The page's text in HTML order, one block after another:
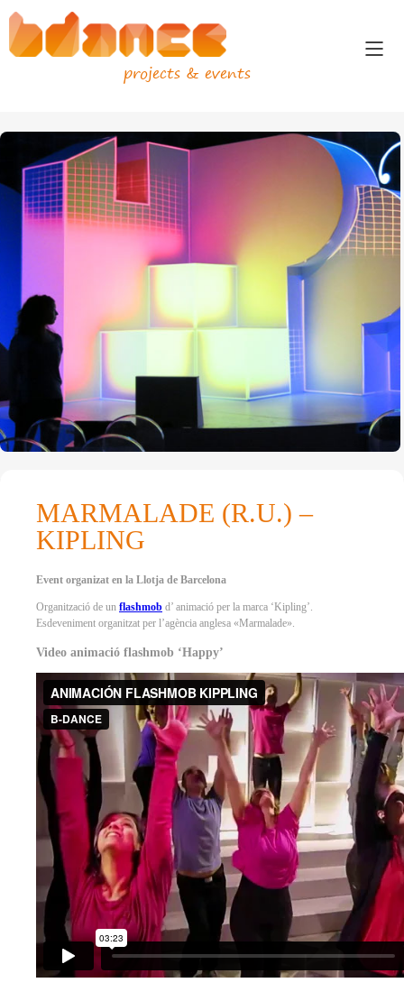
projects & events
MARMALADE (R.U.) –
KIPLING
Event organizat en la Llotja de Barcelona
Organització de un flashmob d’ animació per la marca ‘Kipling’.
Esdeveniment organitzat per l’agència anglesa «Marmalade».
Video animació flashmob ‘Happy’